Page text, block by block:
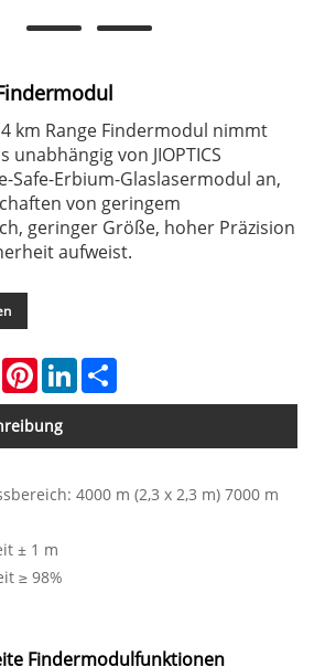
4 km Range Findermodul nimmt
unabhängig von JIOPTICS
Safe-Erbium-Glaslasermodul an,
von geringem
geringer Größe, hoher Präzision
aufweist.
WhatsAppPinterestLinkedIn
4000 m (2,3 x 2,3 m) 7000 m
± 1 m
≥ 98%
Findermodulfunktionen